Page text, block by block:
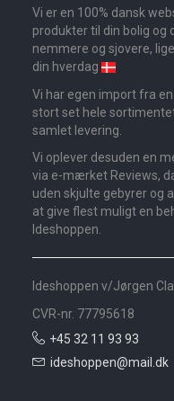
Vi er en 100% dansk
produkter til din bolig og
nemmere og sjovere,
din hverdag
Vi har egen import fra
stort set hele
samlet levering.
Vi oplever desuden en
via e-mærket Reviews,
uden skjulte gebyrer og
at give flest muligt en
Ideshoppen.
Ideshoppen v/Jørgen
CVR-nr. 77795618
+45 32 11 93 93
ideshoppen@mail.dk